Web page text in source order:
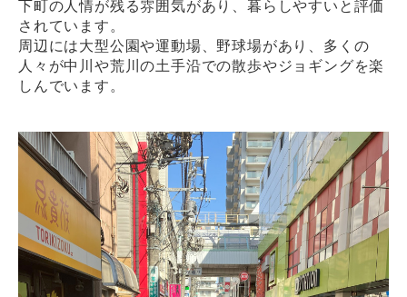
下町の人情が残る雰囲気があり、暮らしやすいと評価
されています。
周辺には大型公園や運動場、野球場があり、多くの
人々が中川や荒川の土手沿での散歩やジョギングを楽
しんでいます。